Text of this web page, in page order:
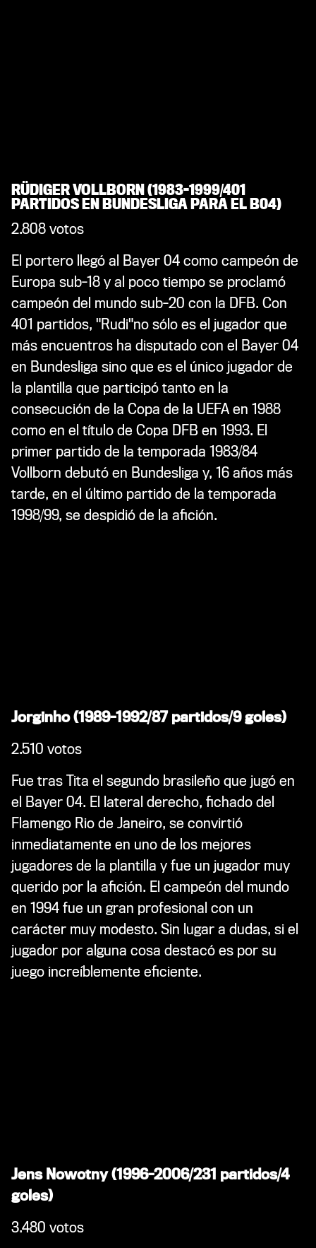
RÜDIGER VOLLBORN (1983-1999/401
PARTIDOS EN BUNDESLIGA PARA EL B04)
2.808 votos
El portero llegó al Bayer 04 como campeón de
Europa sub-18 y al poco tiempo se proclamó
campeón del mundo sub-20 con la DFB. Con
401 partidos, "Rudi"no sólo es el jugador que
más encuentros ha disputado con el Bayer 04
en Bundesliga sino que es el único jugador de
la plantilla que participó tanto en la
consecución de la Copa de la UEFA en 1988
como en el título de Copa DFB en 1993. El
primer partido de la temporada 1983/84
Vollborn debutó en Bundesliga y, 16 años más
tarde, en el último partido de la temporada
1998/99, se despidió de la afición.
Jorginho (1989-1992/87 partidos/9 goles)
2.510 votos
Fue tras Tita el segundo brasileño que jugó en
el Bayer 04. El lateral derecho, fichado del
Flamengo Rio de Janeiro, se convirtió
inmediatamente en uno de los mejores
jugadores de la plantilla y fue un jugador muy
querido por la afición. El campeón del mundo
en 1994 fue un gran profesional con un
carácter muy modesto. Sin lugar a dudas, si el
jugador por alguna cosa destacó es por su
juego increíblemente eficiente.
Jens Nowotny (1996-2006/231 partidos/4
goles)
3.480 votos